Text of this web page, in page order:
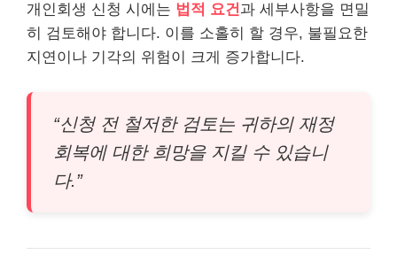
개인회생 신청 시에는 법적 요건과 세부사항을 면밀
히 검토해야 합니다. 이를 소홀히 할 경우, 불필요한
지연이나 기각의 위험이 크게 증가합니다.
“신청 전 철저한 검토는 귀하의 재정
회복에 대한 희망을 지킬 수 있습니
다.”